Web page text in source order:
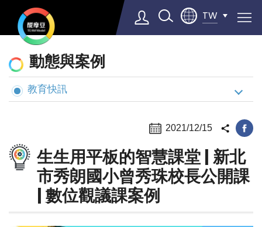
TW
▼
態
與
案
動態與案例
教育快訊
2021/12/15
生生用平板的智慧課堂 | 新北
市秀朗國小曾秀珠校長公開課
| 數位觀議課案例